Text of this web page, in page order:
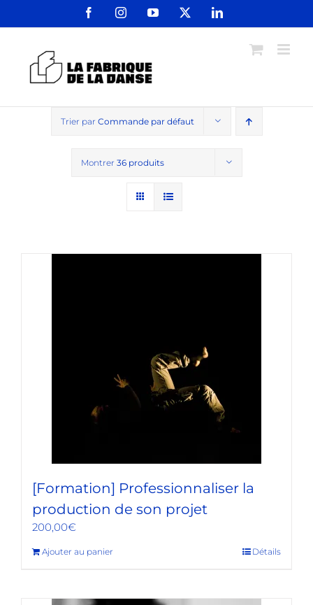
FacebookInstagramYouTube LinkedIn
Trier par Commande par défaut
Montrer 36 produits
[Formation] Professionnaliser la
production de son projet
200,00€
Ajouter au panier Détails